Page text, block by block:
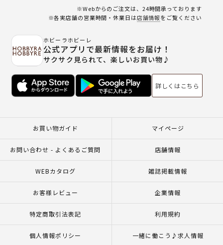
※Webからのご注文は、24時間承っております
※各実店舗の営業時間・休業日は店舗情報をご覧ください
ホビーラホビーレ
公式アプリで最新情報をお届け！
サクサク見られて、楽しいお買い物♪
詳しくはこちら
お買い物ガイド マイページ
お問い合わせ - よくあるご質問 店舗情報
WEBカタログ 雑誌掲載情報
お客様レビュー 企業情報
特定商取引法表記 利用規約
個人情報ポリシー 一緒に働こう♪求人情報